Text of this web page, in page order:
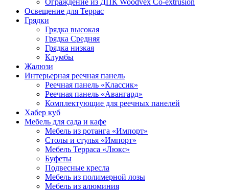
Ограждение из ДПК Woodvex Co-extrusion
Освещение для Террас
Грядки
Грядка высокая
Грядка Средняя
Грядка низкая
Клумбы
Жалюзи
Интерьерная реечная панель
Реечная панель «Классик»
Реечная панель «Авангард»
Комплектующие для реечных панелей
Хабер куб
Мебель для сада и кафе
Мебель из ротанга «Импорт»
Столы и стулья «Импорт»
Мебель Терраса «Люкс»
Буфеты
Подвесные кресла
Мебель из полимерной лозы
Мебель из алюминия